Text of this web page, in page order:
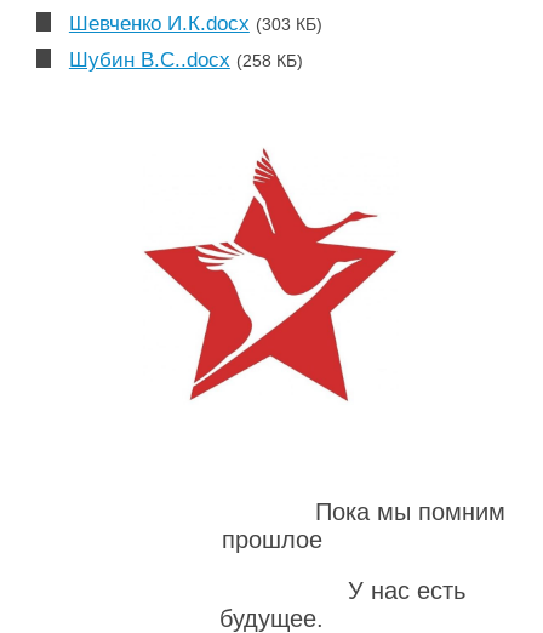
Шевченко И.К.docx (303 КБ)
Шубин В.С..docx (258 КБ)
Пока мы помним
прошлое
У нас есть
будущее.